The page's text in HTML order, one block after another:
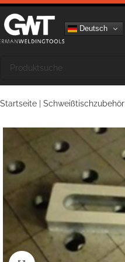
Deutsch
Startseite Schweißtischzubehör